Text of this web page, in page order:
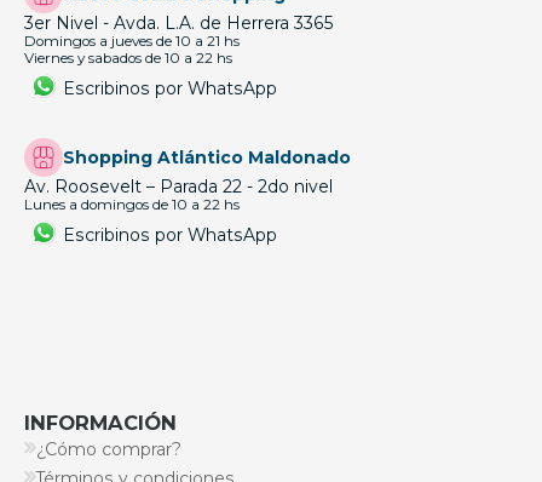
3er Nivel - Avda. L.A. de Herrera 3365
Domingos a jueves de 10 a 21 hs
Viernes y sabados de 10 a 22 hs
Escribinos por WhatsApp
Shopping Atlántico Maldonado
Av. Roosevelt – Parada 22 - 2do nivel
Lunes a domingos de 10 a 22 hs
Escribinos por WhatsApp
INFORMACIÓN
¿Cómo comprar?